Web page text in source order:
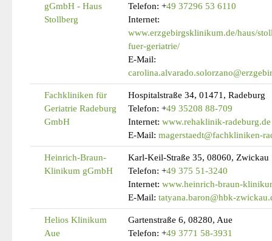
gGmbH - Haus
Stollberg
Telefon: +49 37296 53 6110
Internet:
www.erzgebirgsklinikum.de/haus/
fuer-geriatrie/
E-Mail:
Fachkliniken für
Geriatrie Radeburg
GmbH
Hospitalstraße 34, 01471, Radeburg
Telefon: +49 35208 88-709
Internet: www.rehaklinik-radeburg.de
E-Mail: magerstaedt@fachkliniken-
Heinrich-Braun-
Klinikum gGmbH
Karl-Keil-Straße 35, 08060, Zwickau
Telefon: +49 375 51-3240
Internet: www.heinrich-braun-
E-Mail: tatyana.baron@hbk-
Helios Klinikum
Aue
Gartenstraße 6, 08280, Aue
Telefon: +49 3771 58-3931